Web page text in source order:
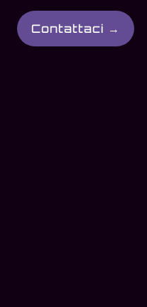
Contattaci →